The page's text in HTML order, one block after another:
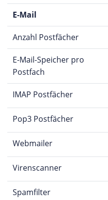
E-Mail
Anzahl Postfächer
E-Mail-Speicher pro
Postfach
IMAP Postfächer
Pop3 Postfächer
Webmailer
Virenscanner
Spamfilter